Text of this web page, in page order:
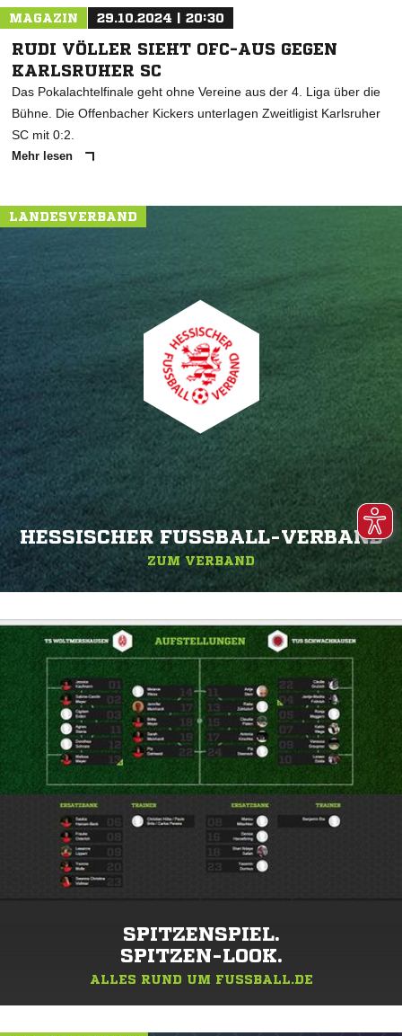
MAGAZIN 29.10.2024 | 20:30
RUDI VÖLLER SIEHT OFC-AUS GEGEN
KARLSRUHER SC
Das Pokalachtelfinale geht ohne Vereine aus der 4. Liga über die
Bühne. Die Offenbacher Kickers unterlagen Zweitligist Karlsruher
SC mit 0:2.
Mehr lesen
LANDESVERBAND
HESSISCHER FUSSBALL-VERBAND
ZUM VERBAND
SPITZENSPIEL.
SPITZEN-LOOK.
ALLES RUND UM FUSSBALL.DE